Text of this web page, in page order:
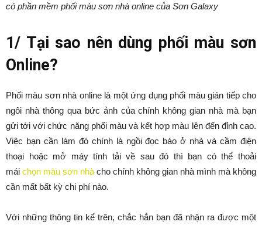
có phần mềm phối màu sơn nhà online của Sơn Galaxy
1/ Tại sao nên dùng phối màu sơn
Online?
Phối màu sơn nhà online là một ứng dụng phối màu gián tiếp cho
ngôi nhà thông qua bức ảnh của chính không gian nhà mà bạn
gửi tới với chức năng phối màu và kết hợp màu lên đến đỉnh cao.
Việc bạn cần làm đó chính là ngồi đọc báo ở nhà và cầm điện
thoại hoặc mở máy tính tải về sau đó thì bạn có thể thoải
mái chọn màu sơn nhà cho chính không gian nhà mình mà không
cần mất bất kỳ chi phí nào.
Với những thông tin kể trên, chắc hẳn bạn đã nhận ra được một